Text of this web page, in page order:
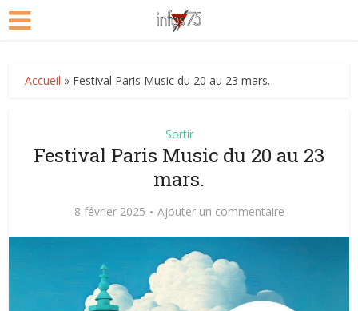
Accueil » Festival Paris Music du 20 au 23 mars.
Sortir
Festival Paris Music du 20 au 23
mars.
8 février 2025 Ajouter un commentaire